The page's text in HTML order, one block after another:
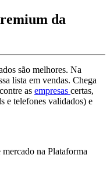
da
são melhores. Na
lista em vendas. Chega
as empresas certas,
e telefones validados) e
mercado na Plataforma